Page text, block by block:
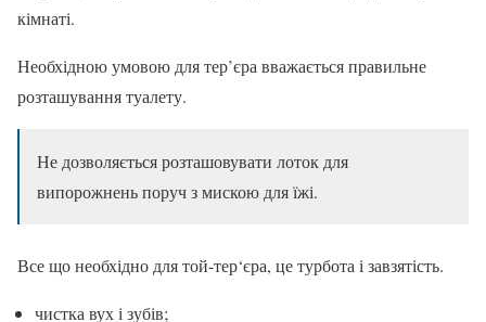
кімнаті.
Необхідною умовою для тер’єра вважається правильне
розташування туалету.
Не дозволяється розташовувати лоток для
випорожнень поруч з мискою для їжі.
Все що необхідно для той-тер‘єра, це турбота і завзятість.
чистка вух і зубів;